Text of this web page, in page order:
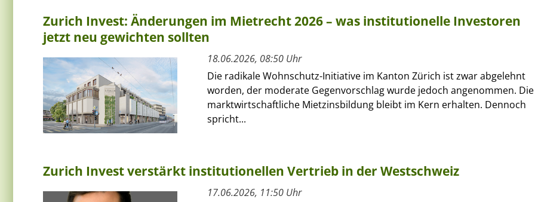
Zurich Invest: Änderungen im Mietrecht 2026 – was institutionelle Investoren
jetzt neu gewichten sollten
18.06.2026, 08:50 Uhr
Die radikale Wohnschutz-Initiative im Kanton Zürich ist zwar abgelehnt
worden, der moderate Gegenvorschlag wurde jedoch angenommen. Die
marktwirtschaftliche Mietzinsbildung bleibt im Kern erhalten. Dennoch
spricht...
Zurich Invest verstärkt institutionellen Vertrieb in der Westschweiz
17.06.2026, 11:50 Uhr